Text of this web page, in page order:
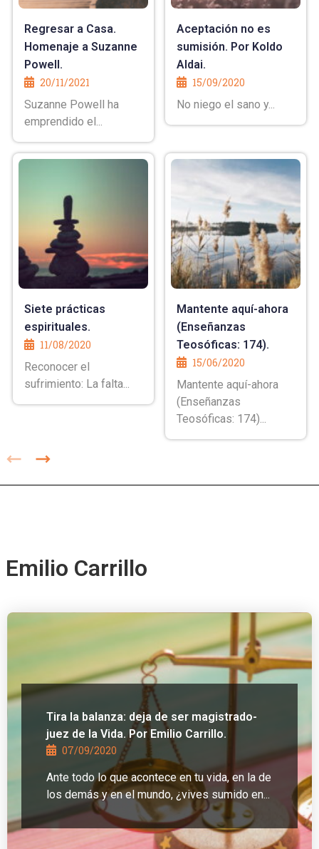
Regresar a Casa.
Homenaje a Suzanne
Powell.
20/11/2021
Suzanne Powell ha
emprendido el...
Aceptación no es
sumisión. Por Koldo
Aldai.
15/09/2020
No niego el sano y...
Siete prácticas
espirituales.
11/08/2020
Reconocer el
sufrimiento: La falta...
Mantente aquí-ahora
(Enseñanzas
Teosóficas: 174).
15/06/2020
Mantente aquí-ahora
(Enseñanzas
Teosóficas: 174)...
Emilio Carrillo
Tira la balanza: deja de ser magistrado-
juez de la Vida. Por Emilio Carrillo.
07/09/2020
Ante todo lo que acontece en tu vida, en la de
los demás y en el mundo, ¿vives sumido en...